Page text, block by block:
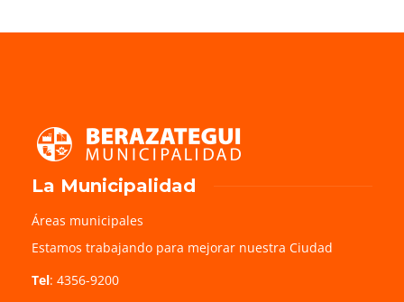
La Municipalidad
Áreas municipales
Estamos trabajando para mejorar nuestra Ciudad
Tel: 4356-9200